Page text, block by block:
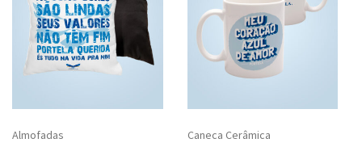
Almofadas Caneca Cerâmica